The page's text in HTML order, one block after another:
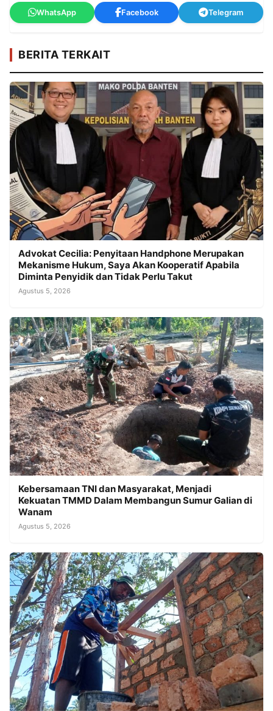
WhatsApp Facebook Telegram
BERITA TERKAIT
Advokat Cecilia: Penyitaan Handphone Merupakan
Mekanisme Hukum, Saya Akan Kooperatif Apabila
Diminta Penyidik dan Tidak Perlu Takut
Agustus 5, 2026
Kebersamaan TNI dan Masyarakat, Menjadi
Kekuatan TMMD Dalam Membangun Sumur Galian di
Wanam
Agustus 5, 2026